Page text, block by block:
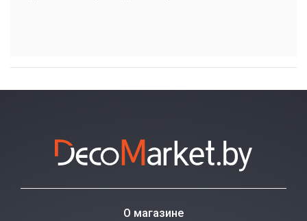
О магазине